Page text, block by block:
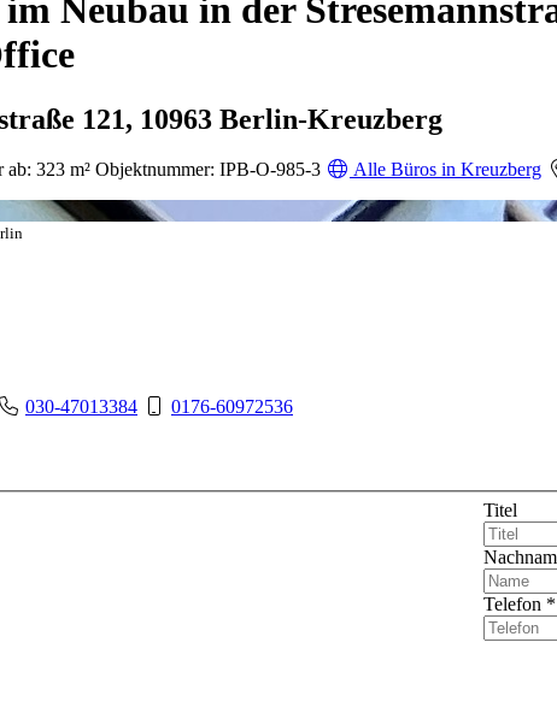
Neubau in der
121, 10963 Berlin-Kreuzberg
ab: 323 m² Objektnummer: IPB-O-985-3 Alle Büros in Kreuzberg
030-47013384 0176-60972536
Titel
Telefon *